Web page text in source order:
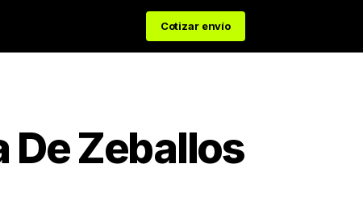
Cotizar envío
De Zeballos